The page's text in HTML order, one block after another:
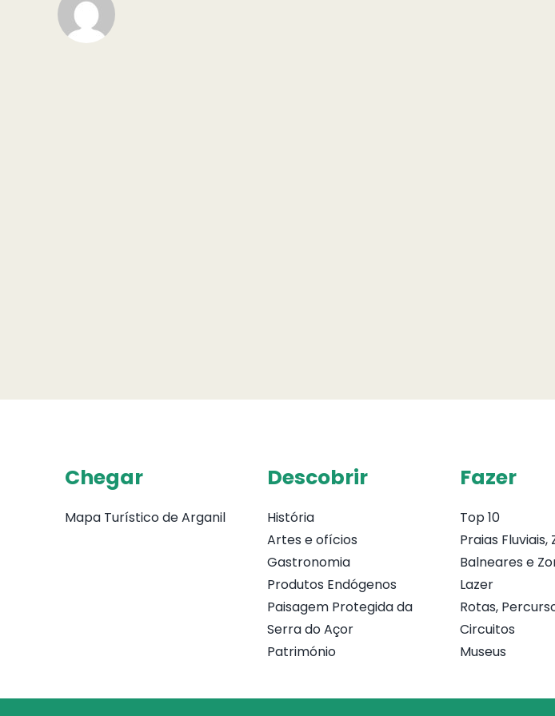
Chegar
Mapa Turístico de Arganil
Descobrir
História
Artes e ofícios
Gastronomia
Produtos Endógenos
Paisagem Protegida da
Serra do Açor
Património
Fazer
Top 10
Praias Fluviais,
Balneares e
Lazer
Rotas,
Circuitos
Museus